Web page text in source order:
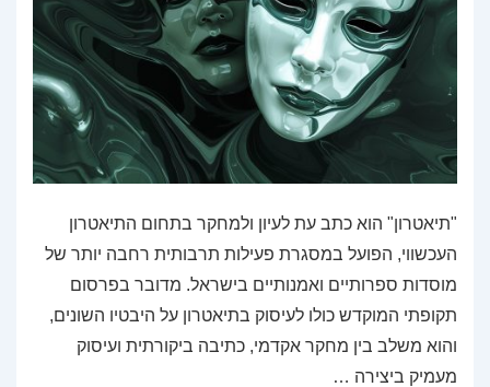
"תיאטרון" הוא כתב עת לעיון ולמחקר בתחום התיאטרון
העכשווי, הפועל במסגרת פעילות תרבותית רחבה יותר של
מוסדות ספרותיים ואמנותיים בישראל. מדובר בפרסום
תקופתי המוקדש כולו לעיסוק בתיאטרון על היבטיו השונים,
והוא משלב בין מחקר אקדמי, כתיבה ביקורתית ועיסוק
מעמיק ביצירה …